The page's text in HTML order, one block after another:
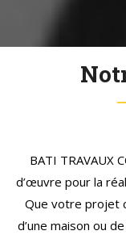
Chaque
spécificités, de
innovations à
apporter des
au long du
BATI TRAVAUX
d’œuvre pour la
Que votre projet
d’une maison ou